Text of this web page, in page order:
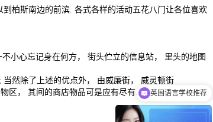
柏斯南边的前滨. 各式各样的活动五花八门让各位喜欢
小心忘记身在何方， 街头伫立的信息站， 里头的地图
然除了上述的优点外， 由威廉街， 威灵顿街
区， 其间的商店物品可是应有尽有.
英国语言学校推荐